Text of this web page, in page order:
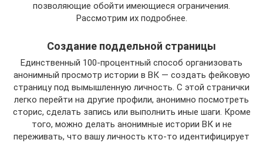
позволяющие обойти имеющиеся ограничения.
Рассмотрим их подробнее.
Создание поддельной страницы
Единственный 100-процентный способ организовать
анонимный просмотр истории в ВК — создать фейковую
страницу под вымышленную личность. С этой странички
легко перейти на другие профили, анонимно посмотреть
сторис, сделать запись или выполнить иные шаги. Кроме
того, можно делать анонимные истории ВК и не
переживать, что вашу личность кто-то идентифицирует